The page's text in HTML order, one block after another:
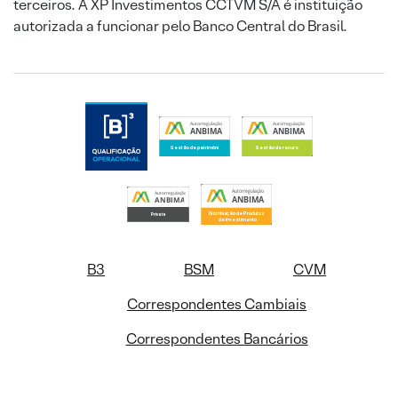
terceiros. A XP Investimentos CCTVM S/A é instituição
autorizada a funcionar pelo Banco Central do Brasil.
B3 BSM
CVM
Correspondentes Cambiais
Correspondentes Bancários